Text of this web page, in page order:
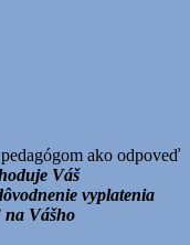
ako odpoveď
Váš
vyplatenia
na Vášho